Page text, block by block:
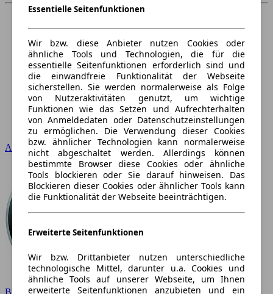
Audi
BMW
Essentielle Seitenfunktionen
Wir bzw. diese Anbieter nutzen Cookies oder
ähnliche Tools und Technologien, die für die
essentielle Seitenfunktionen erforderlich sind und
die einwandfreie Funktionalität der Webseite
sicherstellen. Sie werden normalerweise als Folge
von Nutzeraktivitäten genutzt, um wichtige
Funktionen wie das Setzen und Aufrechterhalten
von Anmeldedaten oder Datenschutzeinstellungen
zu ermöglichen. Die Verwendung dieser Cookies
bzw. ähnlicher Technologien kann normalerweise
nicht abgeschaltet werden. Allerdings können
bestimmte Browser diese Cookies oder ähnliche
Tools blockieren oder Sie darauf hinweisen. Das
Blockieren dieser Cookies oder ähnlicher Tools kann
die Funktionalität der Webseite beeinträchtigen.
Erweiterte Seitenfunktionen
Wir bzw. Drittanbieter nutzen unterschiedliche
technologische Mittel, darunter u.a. Cookies und
ähnliche Tools auf unserer Webseite, um Ihnen
erweiterte Seitenfunktionen anzubieten und ein